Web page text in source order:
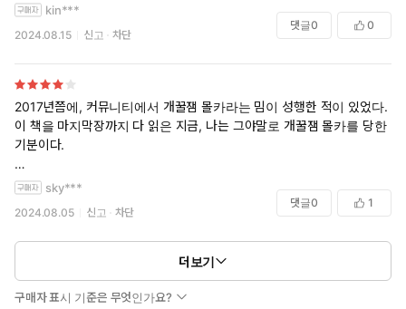
kin***
2024.08.15 신고 차단
댓글0 0
2017년쯤에, 커뮤니티에서 개꿀잼 몰카라는 밈이 성행한 적이 있었다.
이 책을 마지막장까지 다 읽은 지금, 나는 그야말로 개꿀잼 몰카를 당한
기분이다.
추리소설로서 상당히 완성도 있게 잘 짜여진 작품임은 분명하지만, 인물
관계가 꽤 복잡하고 서술이 심리 묘사보다 정황과 추리요소에 집중되어
있어 쉽게 읽히지는 않는다. 그 덕에 잠깐 방심하면 중요한 부분을 지나쳐
버리기 일쑤라, 읽은 부분을 또다시 읽어야만 했다.
미쓰다 신조 소설 특유의 공포 분위기를 기대하면 실망할지 모르지만, 본
격 추리소설을 기대했다면 만족스러울 것이라 생각한다. 미쓰다 신조 작
sky***
2024.08.05 신고 차단
댓글0 1
더보기
구매자 표시 기준은 무엇인가요?